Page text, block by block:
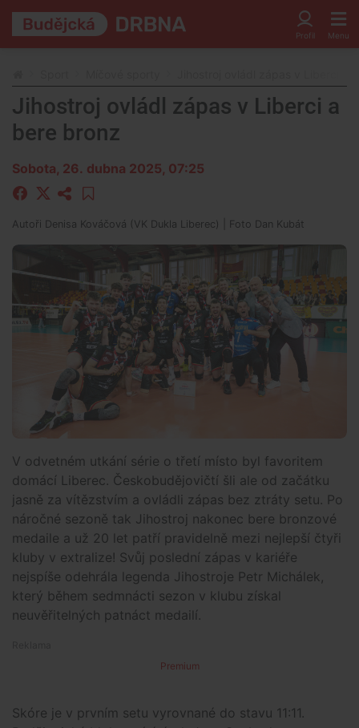
Jihostroj ovládl zápas v Liberci a
bere bronz
Sobota, 26. dubna 2025, 07:25
Autoři Denisa Kováčová (VK Dukla Liberec) | Foto Dan Kubát
V odvetném utkání série o třetí místo byl favoritem
domácí Liberec. Českobudějovičtí šli ale od začátku
jasně za vítězstvím a ovládli zápas bez ztráty setu. Po
náročné sezoně tak Jihostroj nakonec bere bronzové
medaile a už 20 let patří pravidelně mezi nejlepší čtyři
kluby v extralize! Svůj poslední zápas v kariéře
nejspíše odehrála legenda Jihostroje Petr Michálek,
který během sedmnácti sezon v klubu získal
neuvěřitelných patnáct medailí.
Premium
Skóre je v prvním setu vyrovnané do stavu 11:11.